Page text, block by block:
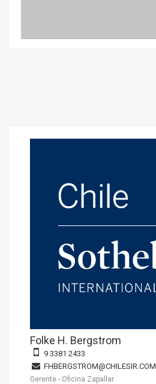
Folke H. Bergstrom
9 3381 2433
FHBERGSTROM@CHILESIR.COM
Gerente - Oficina Zapallar